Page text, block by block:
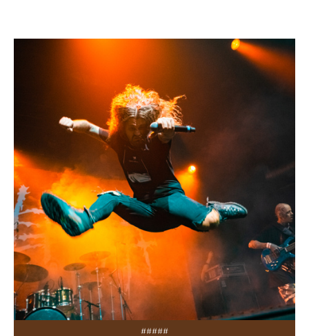
#####